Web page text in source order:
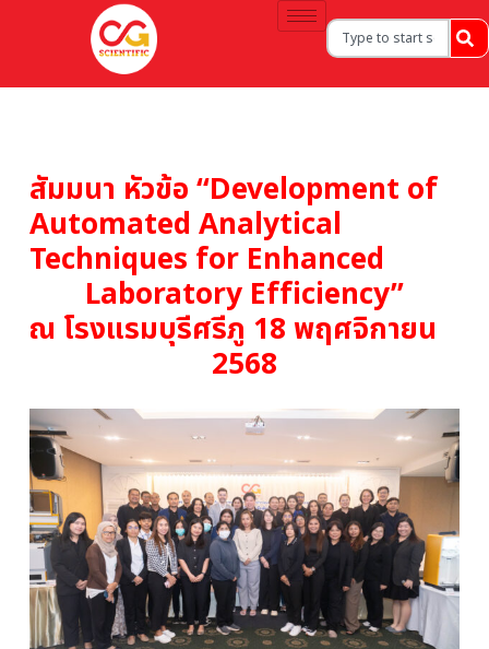
สัมมนา หัวข้อ “Development of
Automated Analytical
Techniques for Enhanced
Laboratory Efficiency”
ณ โรงแรมบุรีศรีภู 18 พฤศจิกายน
2568